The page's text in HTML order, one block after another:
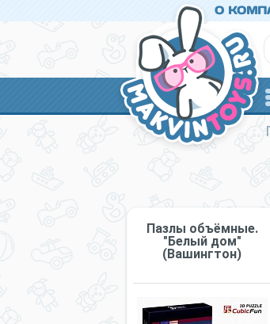
О
Пазлы объёмные.
"Белый дом"
(Вашингтон)